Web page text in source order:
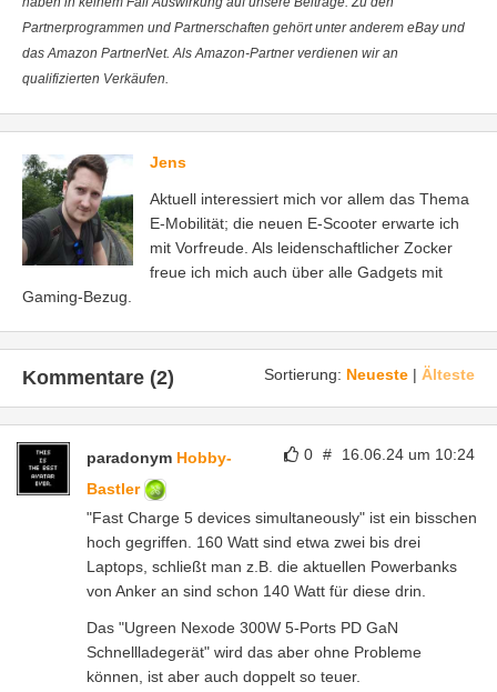
Partnerprogrammen und Partnerschaften gehört unter anderem eBay und
das Amazon PartnerNet. Als Amazon-Partner verdienen wir an
qualifizierten Verkäufen.
Jens
Aktuell interessiert mich vor allem das Thema
E-Mobilität; die neuen E-Scooter erwarte ich
mit Vorfreude. Als leidenschaftlicher Zocker
freue ich mich auch über alle Gadgets mit
Gaming-Bezug.
Sortierung: Neueste | Älteste
Kommentare (2)
0 # 16.06.24 um 10:24
paradonym Hobby-
Bastler
"Fast Charge 5 devices simultaneously" ist ein bisschen
hoch gegriffen. 160 Watt sind etwa zwei bis drei
Laptops, schließt man z.B. die aktuellen Powerbanks
von Anker an sind schon 140 Watt für diese drin.
Das "Ugreen Nexode 300W 5-Ports PD GaN
Schnellladegerät" wird das aber ohne Probleme
können, ist aber auch doppelt so teuer.